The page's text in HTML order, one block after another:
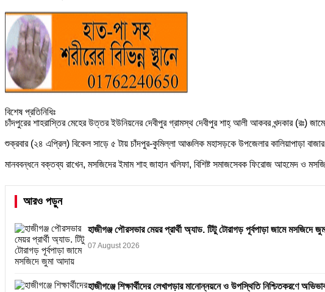
বিশেষ প্রতিনিধিঃ
চাঁদপুরের শাহরাস্তির মেহের উত্তর ইউনিয়নের দেবীপুর গ্রামস্থ দেবীপুর শাহ্ আলী আকবর খন্দকার (রঃ)
শুক্রবার (২৪ এপ্রিল) বিকেল সাড়ে ৫ টায় চাঁদপুর-কুমিল্লা আঞ্চলিক মহাসড়কে উপজেলার কালিয়াপাড়া
মানববন্ধনে বক্তব্য রাখেন, মসজিদের ইমাম শাহ জাহান খলিফা, বিশিষ্ট সমাজসেবক ফিরোজ আহমেদ ও
আরও পড়ুন
হাজীগঞ্জ পৌরসভার মেয়র প্রার্থী অ্যাড. টিটু টোরাগড় পূর্বপাড়া জামে মসজিদে
07 August 2026
হাজীগঞ্জে শিক্ষার্থীদের লেখাপড়ার মানোন্নয়নে ও উপস্থিতি নিশ্চিতকরণে